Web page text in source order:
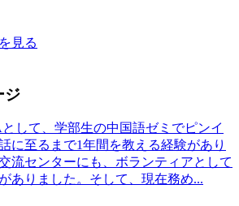
見る
ジ
して、学部生の中国語ゼミでピンイ
に至るまで1年間を教える経験があり
流センターにも、ボランティアとして
ありました。そして、現在務め...